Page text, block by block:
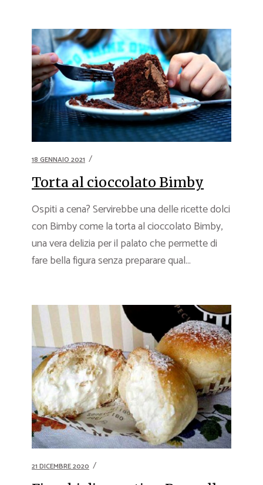
18 GENNAIO 2021
Torta al cioccolato Bimby
Ospiti a cena? Servirebbe una delle ricette dolci
con Bimby come la torta al cioccolato Bimby,
una vera delizia per il palato che permette di
fare bella figura senza preparare qual...
21 DICEMBRE 2020